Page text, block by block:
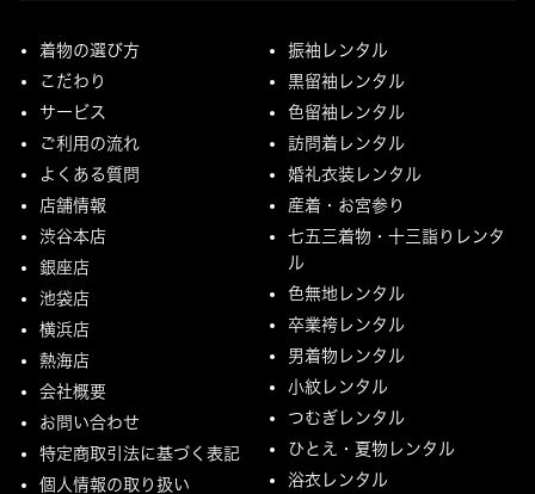
着物の選び方
こだわり
サービス
ご利用の流れ
よくある質問
店舗情報
渋谷本店
銀座店
池袋店
横浜店
熱海店
会社概要
お問い合わせ
特定商取引法に基づく表記
個人情報の取り扱い
振袖レンタル
黒留袖レンタル
色留袖レンタル
訪問着レンタル
婚礼衣装レンタル
産着・お宮参り
七五三着物・十三詣りレンタ
ル
色無地レンタル
卒業袴レンタル
男着物レンタル
小紋レンタル
つむぎレンタル
ひとえ・夏物レンタル
浴衣レンタル